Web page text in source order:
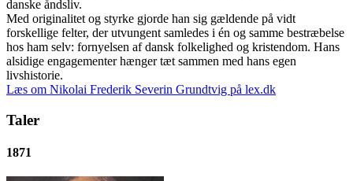
danske åndsliv.
Med originalitet og styrke gjorde han sig gældende på vidt
forskellige felter, der utvungent samledes i én og samme bestræbelse
hos ham selv: fornyelsen af dansk folkelighed og kristendom. Hans
alsidige engagementer hænger tæt sammen med hans egen
livshistorie.
Læs om Nikolai Frederik Severin Grundtvig på lex.dk
Taler
1871